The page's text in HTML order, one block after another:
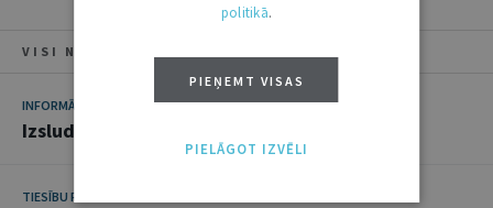
VISI NUMURA RAKSTI
INFORMĀCIJA
Izsludinātie likumi
TIESĪBU PRAKSE
politikā.
PIEŅEMT VISAS
PIELĀGOT IZVĒLI